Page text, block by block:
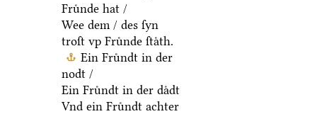
Fruͤnde hat /
Wee dem / des ſyn
troſt vp Fruͤnde ſtaͤth.
Ein Fruͤndt in der
nodt /
Ein Fruͤndt in der daͤdt
Vnd ein Fruͤndt achter